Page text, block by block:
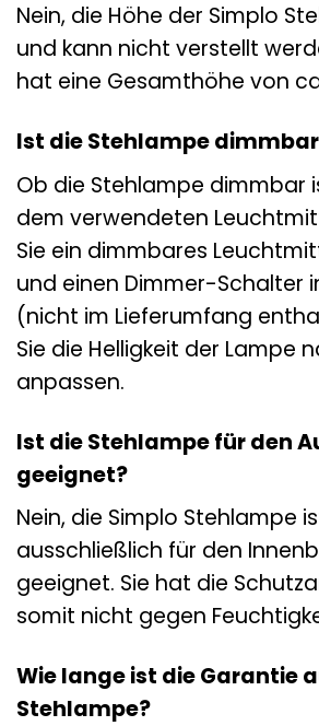
Nein, die Höhe der Simplo
und kann nicht verstellt
hat eine Gesamthöhe von
Ist die Stehlampe
Ob die Stehlampe dimmbar
dem verwendeten
Sie ein dimmbares
und einen Dimmer-Schalter
(nicht im Lieferumfang
Sie die Helligkeit der Lampe
anpassen.
Ist die Stehlampe für den
geeignet?
Nein, die Simplo Stehlampe
ausschließlich für den
geeignet. Sie hat die
somit nicht gegen
Wie lange ist die Garantie
Stehlampe?